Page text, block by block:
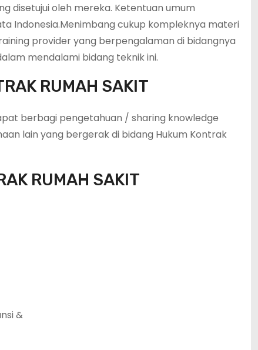
disetujui oleh mereka. Ketentuan umum
Indonesia.Menimbang cukup kompleknya materi
provider yang berpengalaman di bidangnya
mendalami bidang teknik ini.
RUMAH SAKIT
berbagi pengetahuan / sharing knowledge
lain yang bergerak di bidang Hukum Kontrak
RUMAH SAKIT
&